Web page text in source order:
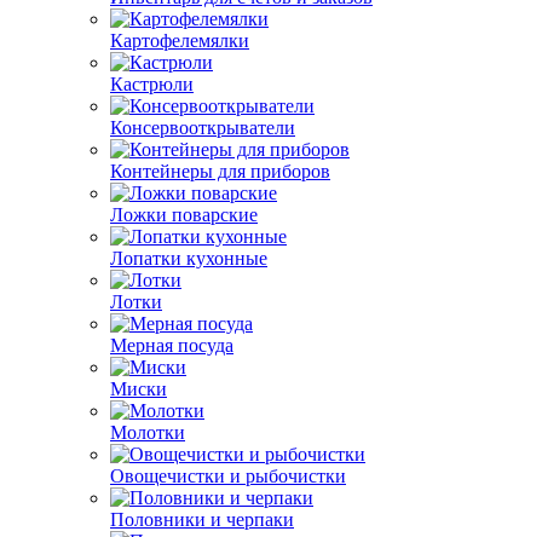
Картофелемялки
Кастрюли
Консервооткрыватели
Контейнеры для приборов
Ложки поварские
Лопатки кухонные
Лотки
Мерная посуда
Миски
Молотки
Овощечистки и рыбочистки
Половники и черпаки